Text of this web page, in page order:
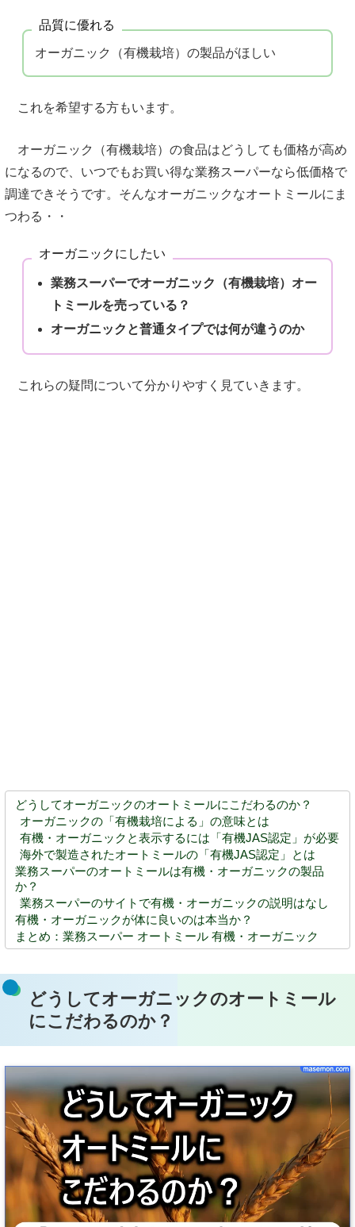
品質に優れる
オーガニック（有機栽培）の製品がほしい
これを希望する方もいます。
オーガニック（有機栽培）の食品はどうしても価格が高め
になるので、いつでもお買い得な業務スーパーなら低価格で
調達できそうです。そんなオーガニックなオートミールにま
つわる・・
オーガニックにしたい
業務スーパーでオーガニック（有機栽培）オー
トミールを売っている？
オーガニックと普通タイプでは何が違うのか
これらの疑問について分かりやすく見ていきます。
どうしてオーガニックのオートミールにこだわるのか？
オーガニックの「有機栽培による」の意味とは
有機・オーガニックと表示するには「有機JAS認定」が必要
海外で製造されたオートミールの「有機JAS認定」とは
業務スーパーのオートミールは有機・オーガニックの製品
か？
業務スーパーのサイトで有機・オーガニックの説明はなし
有機・オーガニックが体に良いのは本当か？
まとめ：業務スーパー オートミール 有機・オーガニック
どうしてオーガニックのオートミール
にこだわるのか？